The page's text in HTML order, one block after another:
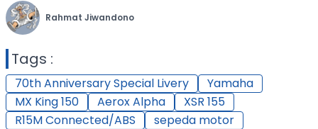
Rahmat Jiwandono
Tags :
70th Anniversary Special Livery
Yamaha
MX King 150
Aerox Alpha
XSR 155
R15M Connected/ABS
sepeda motor